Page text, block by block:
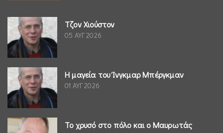
Τζον Χιούστον
05 ΑΥΓ 2026
Η μαγεία του Ίνγκμαρ Μπέργκμαν
01 ΑΥΓ 2026
Το χρυσό στο πόλο και ο Μαυρωτάς